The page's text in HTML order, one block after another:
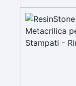
in 12-24h